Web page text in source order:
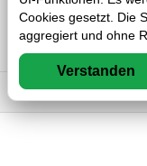
Cookies gesetzt. Die
aggregiert und ohne
Verstanden